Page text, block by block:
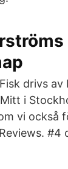
drivs av
i
vi också
#4